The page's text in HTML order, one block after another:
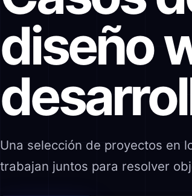
diseño
Una selección de proyectos en
trabajan juntos para resolver